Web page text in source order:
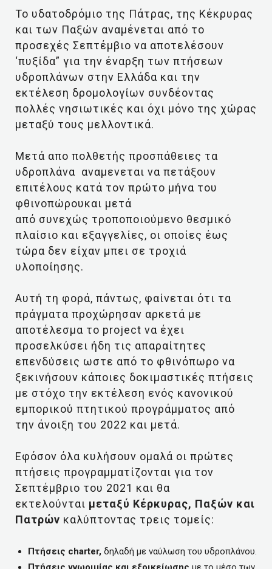
Το υδατοδρόμιο της Πάτρας, της Κέκρυρας
και των Παξών αναμένεται από το
προσεχές Σεπτέμβιο να αποτελέσουν
‘πυξίδα” για την έναρξη των πτήσεων
υδροπλάνων στην Ελλάδα και την
εκτέλεση δρομολογίων συνδέοντας
πολλές νησιωτικές και όχι μόνο της χώρας
μεταξύ τους μελλοντικά.
Μετά απο πολθετής προσπάθειες τα
υδροπλάνα αναμενεται να πετάξουν
επιτέλους κατά τον πρώτο μήνα του
φθινοπώρουκαι μετά
από συνεχώς τροποποιούμενο θεσμικό
πλαίσιο και εξαγγελίες, οι οποίες έως
τώρα δεν είχαν μπει σε τροχιά
υλοποίησης.
Αυτή τη φορά, πάντως, φαίνεται ότι τα
πράγματα προχώρησαν αρκετά με
αποτέλεσμα το project να έχει
προσελκύσει ήδη τις απαραίτητες
επενδύσεις ωστε από το φθινόπωρο να
ξεκινήσουν κάποιες δοκιμαστικές πτήσεις
με στόχο την εκτέλεση ενός κανονικού
εμπορικού πτητικού προγράμματος από
την άνοιξη του 2022 και μετά.
Εφόσον όλα κυλήσουν ομαλά οι πρώτες
πτήσεις προγραμματίζονται για τον
Σεπτέμβριο του 2021 και θα
εκτελούνται μεταξύ Κέρκυρας, Παξών και
Πατρών καλύπτοντας τρεις τομείς:
Πτήσεις charter, δηλαδή με ναύλωση του υδροπλάνου.